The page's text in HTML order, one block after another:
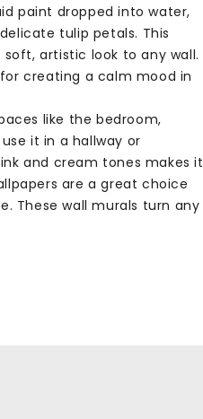
paint dropped into water,
tulip petals. This
artistic look to any wall.
creating a calm mood in
like the bedroom,
it in a hallway or
and cream tones makes it
are a great choice
These wall murals turn any